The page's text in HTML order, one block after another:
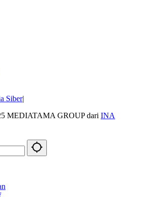
Siber
MEDIATAMA GROUP dari INA